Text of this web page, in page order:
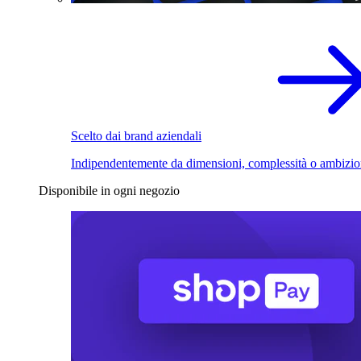
Scelto dai brand aziendali
Indipendentemente da dimensioni, complessità o
Disponibile in ogni negozio